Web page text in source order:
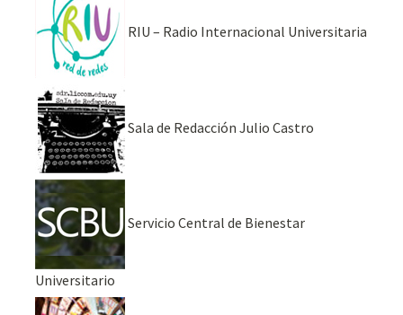
RIU – Radio Internacional Universitaria
Sala de Redacción Julio Castro
Servicio Central de Bienestar
Universitario